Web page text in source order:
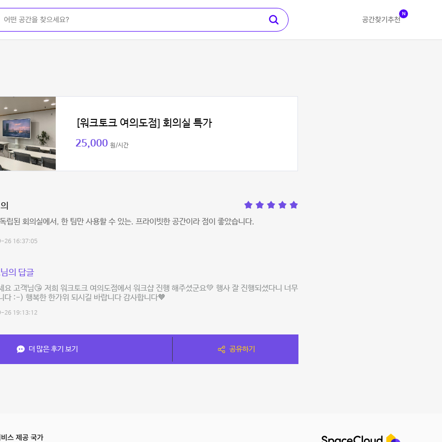
공간찾기 추천
N
[워크토크 여의도점] 회의실 특가
25,000 원/시간
립된 회의실에서, 한 팀만 사용할 수 있는. 프라이빗한 공간이라 점이 좋았습니다.
26 16:37:05
의 답글
요 고객님😘 저희 워크토크 여의도점에서 워크샵 진행 해주셨군요💚 행사 잘 진행되셨다니 너무
다 :-) 행복한 한가위 되시길 바랍니다 감사합니다🧡
26 19:13:12
더 많은 후기 보기 공유하기
스 제공 국가